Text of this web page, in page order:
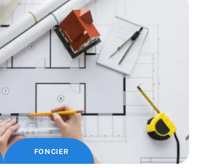
FONCIER